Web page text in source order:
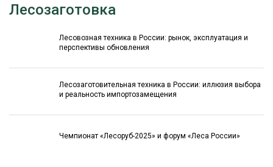
Лесозаготовка
Лесовозная техника в России: рынок, эксплуатация и
перспективы обновления
Лесозаготовительная техника в России: иллюзия выбора
и реальность импортозамещения
Чемпионат «Лесоруб-2025» и форум «Леса России»